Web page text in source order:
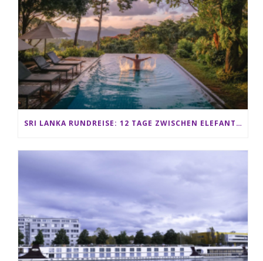
SRI LANKA RUNDREISE: 12 TAGE ZWISCHEN ELEFANTEN, TEEPLANTAGEN & STRAND ALS FAMILIE